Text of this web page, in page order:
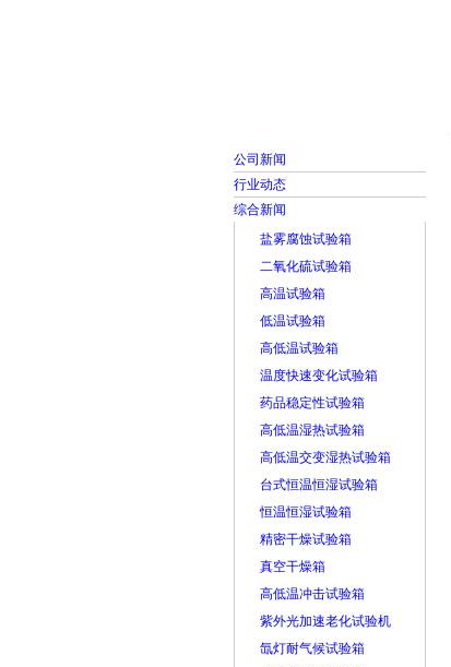
公司新闻
行业动态
综合新闻
盐雾腐蚀试验箱
二氧化硫试验箱
高温试验箱
低温试验箱
高低温试验箱
温度快速变化试验箱
药品稳定性试验箱
高低温湿热试验箱
高低温交变湿热试验箱
台式恒温恒湿试验箱
恒温恒湿试验箱
精密干燥试验箱
真空干燥箱
高低温冲击试验箱
紫外光加速老化试验机
氙灯耐气候试验箱